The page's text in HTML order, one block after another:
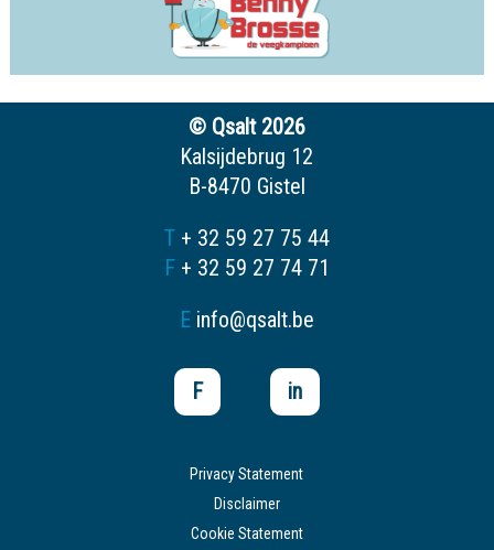
© Qsalt 2026
Kalsijdebrug 12
B-8470 Gistel
T + 32 59 27 75 44
F+ 32 59 27 74 71
E info@qsalt.be
F in
Privacy Statement
Disclaimer
Cookie Statement